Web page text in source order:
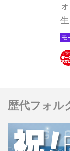
歴代フォル